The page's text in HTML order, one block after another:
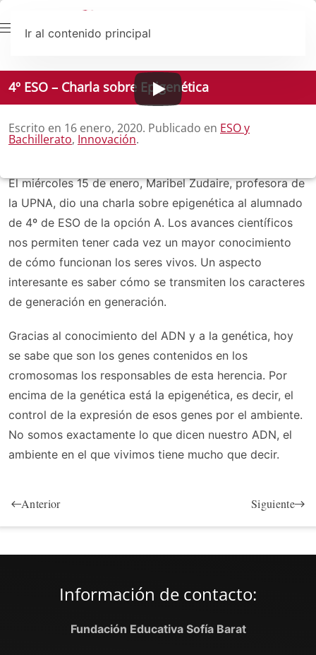
Ir al contenido principal
4º ESO – Charla sobre Epigenética
Escrito en 16 enero, 2020. Publicado en ESO y
Bachillerato, Innovación.
El miércoles 15 de enero, Maribel Zudaire, profesora de
la UPNA, dio una charla sobre epigenética al alumnado
de 4º de ESO de la opción A. Los avances científicos
nos permiten tener cada vez un mayor conocimiento
de cómo funcionan los seres vivos. Un aspecto
interesante es saber cómo se transmiten los caracteres
de generación en generación.
Gracias al conocimiento del ADN y a la genética, hoy
se sabe que son los genes contenidos en los
cromosomas los responsables de esta herencia. Por
encima de la genética está la epigenética, es decir, el
control de la expresión de esos genes por el ambiente.
No somos exactamente lo que dicen nuestro ADN, el
ambiente en el que vivimos tiene mucho que decir.
Anterior Siguiente
Información de contacto:
Fundación Educativa Sofía Barat